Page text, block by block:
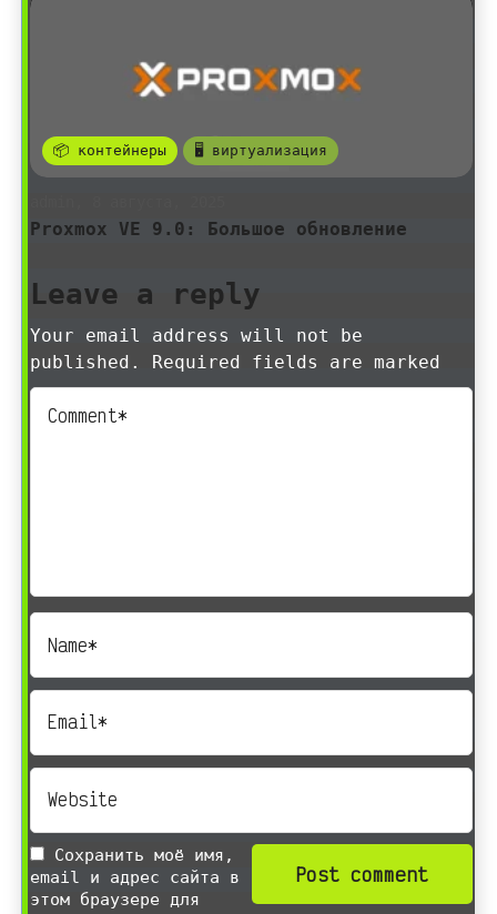
📦 контейнеры 🖥️ виртуализация
Proxmox VE 9.0: Большое обновление
Leave a reply
Your email address will not be
published. Required fields are marked
Сохранить моё имя,
email и адрес сайта в
этом браузере для